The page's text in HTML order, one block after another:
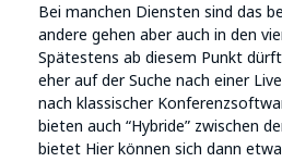
Bei manchen Diensten sind das
andere gehen aber auch in den
Spätestens ab diesem Punkt
eher auf der Suche nach einer
nach klassischer
bieten auch “Hybride” zwischen
bietet Hier können sich dann